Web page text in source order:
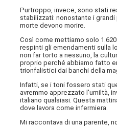
Purtroppo, invece, sono stati
stabilizzati: nonostante i grandi
morte devono morire.
Così come mettiamo solo
respinti gli emendamenti sulla
non far torto a nessuno, la
proprio perché abbiamo fatto
trionfalistici dai banchi della
Infatti, se i toni fossero stati
avremmo apprezzato l'umiltà,
italiano qualsiasi. Questa
dove lavora come infermiera.
Mi raccontava di una parente,